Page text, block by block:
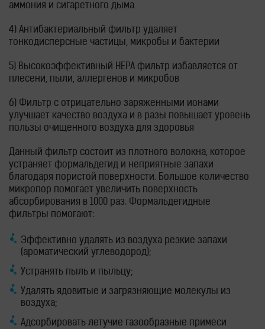
аммония и сигаретного дыма
4) Антибактериальный фильтр удаляет
тонкодисперсные частицы, микробы и бактерии
5) Высокоэффективный HEPA фильтр избавляется от
плесени, пыли, аллергенов и микробов
6) Фильтр с отрицательно заряженными ионами
улучшает качество воздуха и в разы повышает уровень
пользы очищенного воздуха для здоровья
Данный фильтр состоит из плотного волокна, которое
устраняет формальдегид и неприятные запахи
благодаря пористой поверхности. Большое количество
микропор помогает увеличить поверхность
абсорбирования в 1000 раз. Формальдегидные
фильтры помогают:
Эффективно удалять из воздуха резкие запахи
(ароматический углеводород);
Устранять пыль и пыльцу;
Удалять ядовитые и загрязняющие молекулы из
воздуха;
Адсорбировать летучие газообразные примеси